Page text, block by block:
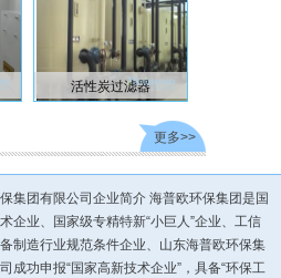
活性炭过滤器
更多>>
集团有限公司企业简介 海普欧环保集团是国
企业、国家级专精特新“小巨人”企业、工信
制造行业规范条件企业、山东海普欧环保集
成功申报“国家高新技术企业”，具备“环保工